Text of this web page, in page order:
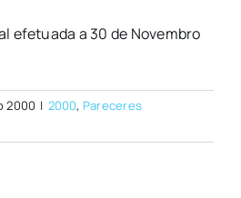
efetuada a 30 de Novembro
2000 | 2000, Pareceres